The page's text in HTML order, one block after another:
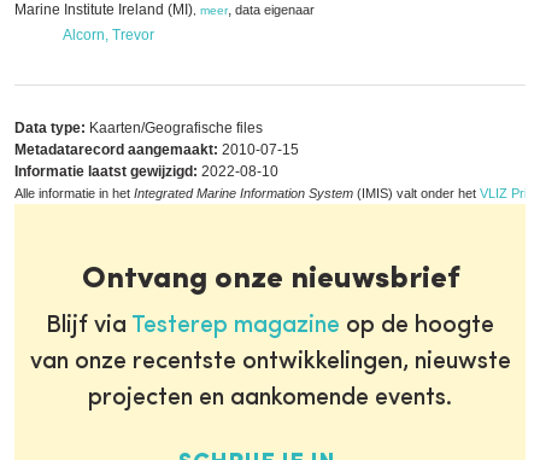
Marine Institute Ireland (MI) meer, data eigenaar
Alcorn, Trevor
Data type: Kaarten/Geografische files
Metadatarecord aangemaakt: 2010-07-15
Informatie laatst gewijzigd: 2022-08-10
Alle informatie in het Integrated Marine Information System (IMIS) valt onder het VLIZ
Ontvang onze nieuwsbrief
Blijf via Testerep magazine op de hoogte
van onze recentste ontwikkelingen, nieuwste
projecten en aankomende events.